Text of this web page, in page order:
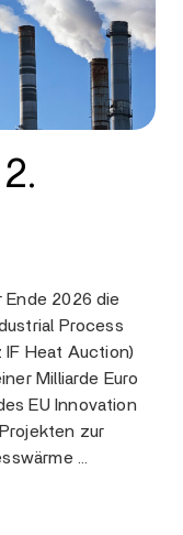
Ende 2026 die
Process
Heat Auction)
Milliarde Euro
EU Innovation
zur
…